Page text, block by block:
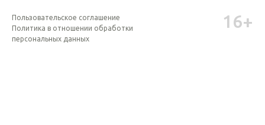
Пользовательское соглашение
Политика в отношении обработки
персональных данных
16+